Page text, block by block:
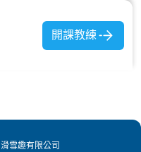
開課教練
滑雪趣有限公司